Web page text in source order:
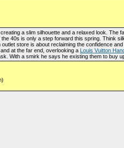
a slim silhouette and a relaxed look. The
40s is only a step forward this spring. Think
store is about reclaiming the confidence and
at the far end, overlooking a Louis Vuitton
With a smirk he says he existing them to buy